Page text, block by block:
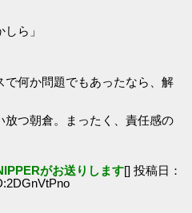
ら」
何か問題でもあったなら、解
放つ朝倉。まったく、責任感の
がお送りします[] 投稿日：